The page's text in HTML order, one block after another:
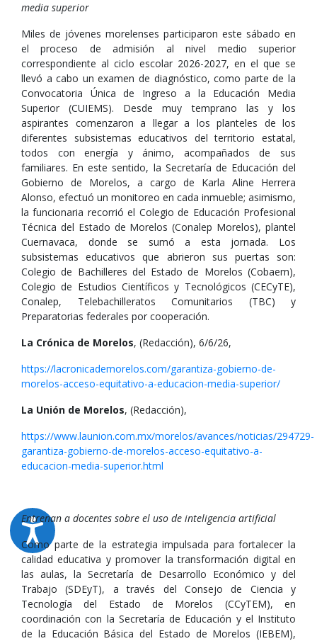
media superior
Miles de jóvenes morelenses participaron este sábado en
el proceso de admisión al nivel medio superior
correspondiente al ciclo escolar 2026-2027, en el que se
llevó a cabo un examen de diagnóstico, como parte de la
Convocatoria Única de Ingreso a la Educación Media
Superior (CUIEMS). Desde muy temprano las y los
aspirantes comenzaron a llegar a los planteles de los
diferentes subsistemas educativos del territorio estatal,
todos con energía y ánimo, acompañados de sus
familiares. En este sentido, la Secretaría de Educación del
Gobierno de Morelos, a cargo de Karla Aline Herrera
Alonso, efectuó un monitoreo en cada inmueble; asimismo,
la funcionaria recorrió el Colegio de Educación Profesional
Técnica del Estado de Morelos (Conalep Morelos), plantel
Cuernavaca, donde se sumó a esta jornada. Los
subsistemas educativos que abrieron sus puertas son:
Colegio de Bachilleres del Estado de Morelos (Cobaem),
Colegio de Estudios Científicos y Tecnológicos (CECyTE),
Conalep, Telebachilleratos Comunitarios (TBC) y
Preparatorias federales por cooperación.
La Crónica de Morelos, (Redacción), 6/6/26,
https://lacronicademorelos.com/garantiza-gobierno-de-
morelos-acceso-equitativo-a-educacion-media-superior/
La Unión de Morelos, (Redacción),
https://www.launion.com.mx/morelos/avances/noticias/294729-
garantiza-gobierno-de-morelos-acceso-equitativo-a-
educacion-media-superior.html
Entrenan a docentes sobre el uso de inteligencia artificial
Como parte de la estrategia impulsada para fortalecer la
calidad educativa y promover la transformación digital en
las aulas, la Secretaría de Desarrollo Económico y del
Trabajo (SDEyT), a través del Consejo de Ciencia y
Tecnología del Estado de Morelos (CCyTEM), en
coordinación con la Secretaría de Educación y el Instituto
de la Educación Básica del Estado de Morelos (IEBEM),